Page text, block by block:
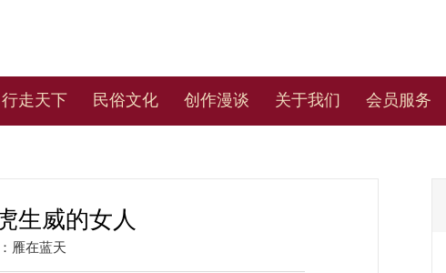
行走天下 民俗文化 创作漫谈 关于我们 会员服务
生威的女人
雁在蓝天